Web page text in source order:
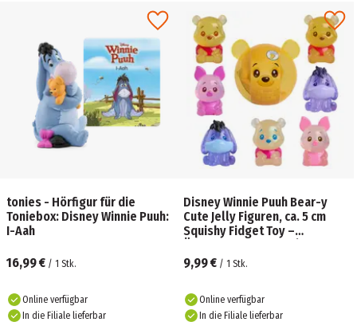
tonies - Hörfigur für die
Toniebox: Disney Winnie Puuh:
I-Aah
16,99 € / 1 Stk.
Online verfügbar
In die Filiale lieferbar
Disney Winnie Puuh Bear-y
Cute Jelly Figuren, ca. 5 cm
Squishy Fidget Toy –
Auswahl möglich)
9,99 € / 1 Stk.
Online verfügbar
In die Filiale lieferbar